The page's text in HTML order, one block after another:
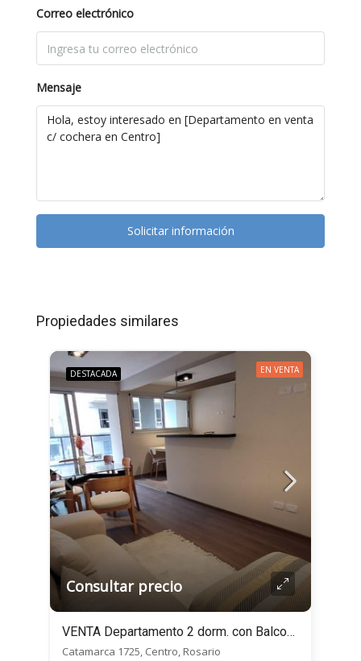
Correo electrónico
Mensaje
Solicitar información
Propiedades similares
DESTACADA EN VENTA
Consultar precio
VENTA Departamento 2 dorm. con Balcones – Catamarca al 1700 – Centro, Rosario
Catamarca 1725, Centro, Rosario